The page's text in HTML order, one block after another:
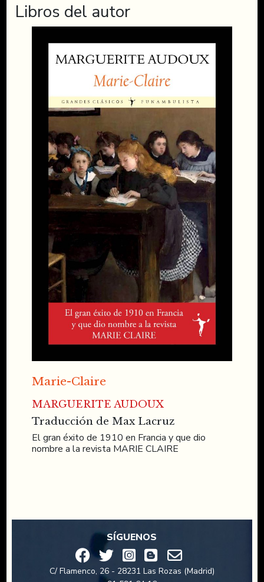
Libros del autor
Marie-Claire
MARGUERITE AUDOUX
Traducción de Max Lacruz
El gran éxito de 1910 en Francia y que dio
nombre a la revista MARIE CLAIRE
SÍGUENOS
C/ Flamenco, 26 - 28231 Las Rozas (Madrid)